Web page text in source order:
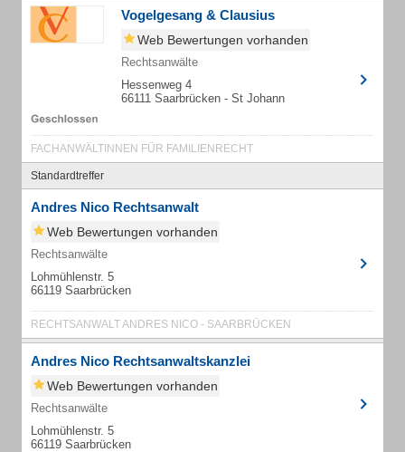
Vogelgesang & Clausius
Web Bewertungen vorhanden
Rechtsanwälte
Hessenweg 4
66111 Saarbrücken - St Johann
FACHANWÄLTINNEN FÜR FAMILIENRECHT
Standardtreffer
Andres Nico Rechtsanwalt
Web Bewertungen vorhanden
Rechtsanwälte
Lohmühlenstr. 5
66119 Saarbrücken
RECHTSANWALT ANDRES NICO - SAARBRÜCKEN
Andres Nico Rechtsanwaltskanzlei
Web Bewertungen vorhanden
Rechtsanwälte
Lohmühlenstr. 5
66119 Saarbrücken